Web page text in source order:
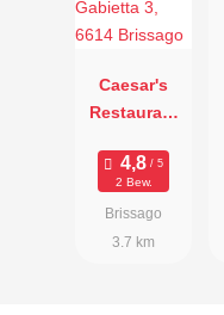
Caesar's
Restaurant
Via Gabietta
3, 6614
Brissago
2 Bew.
Brissago
3.7 km